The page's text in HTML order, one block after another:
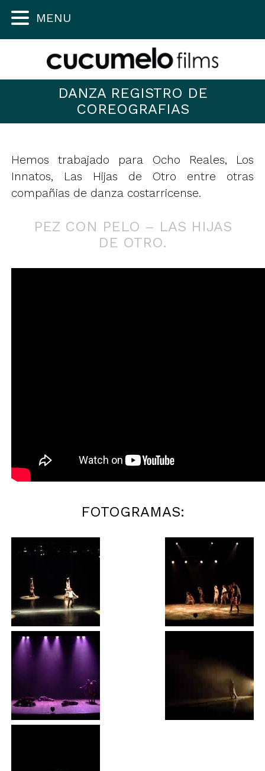
DANZA REGISTRO DE
COREOGRAFIAS
Hemos trabajado para Ocho Reales, Los
Innatos, Las Hijas de Otro entre otras
compañias de danza costarricense.
PEZ CON PELO – LAS HIJAS
DE OTRO.
FOTOGRAMAS:
MENU